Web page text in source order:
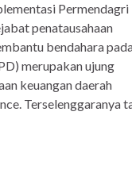
Permendagri
penatausahaan
bendahara
merupakan ujung
keuangan daerah
Terselenggaranya